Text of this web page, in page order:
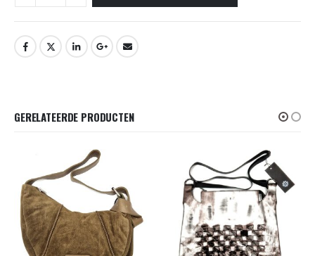
GERELATEERDE PRODUCTEN